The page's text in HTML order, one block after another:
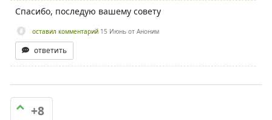
Спасибо, последую вашему совету
оставил комментарий 15 Июнь от Аноним
ответить
+8